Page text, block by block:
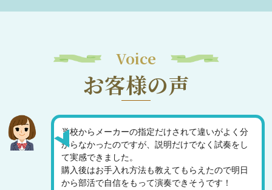
Voice
お客様の声
学校からメーカーの指定だけされて違いがよく分
からなかったのですが、説明だけでなく試奏をし
て実感できました。
購入後はお手入れ方法も教えてもらえたので明日
から部活で自信をもって演奏できそうです！